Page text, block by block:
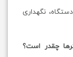
نگهداری
چقدر است؟